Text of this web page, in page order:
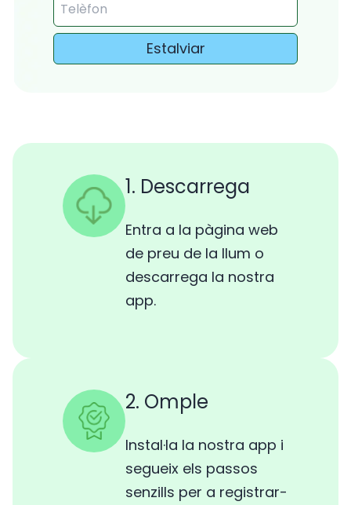
Estalviar
1. Descarrega
Entra a la pàgina web
de preu de la llum o
descarrega la nostra
app.
2. Omple
Instal·la la nostra app i
segueix els passos
senzills per a registrar-